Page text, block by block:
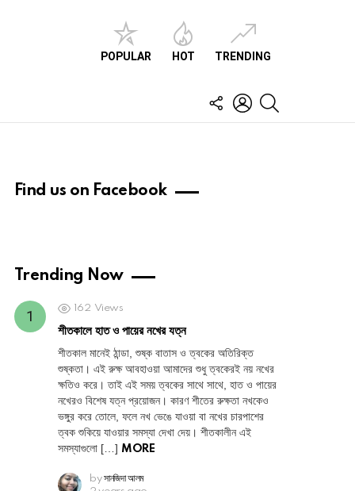
POPULAR HOT TRENDING
FOLLOW
US
LOGIN
Find us on Facebook
Trending Now
162 Views
শীতকালে হাত ও পায়ের নখের যত্ন
শীতকাল মানেই ঠান্ডা, শুষ্ক বাতাস ও ত্বকের অতিরিক্ত
শুষ্কতা। এই রুক্ষ আবহাওয়া আমাদের শুধু ত্বকেরই নয় নখের
ক্ষতিও করে। তাই এই সময় ত্বকের সাথে সাথে, হাত ও পায়ের
নখেরও বিশেষ যত্ন প্রয়োজন। কারণ শীতের রুক্ষতা নখকেও
ভঙ্গুর করে তোলে, ফলে নখ ভেঙে যাওয়া বা নখের চারপাশের
ত্বক শুকিয়ে যাওয়ার সমস্যা দেখা দেয়। শীতকালীন এই
সমস্যাগুলো […] MORE
by সানজিদা আলম